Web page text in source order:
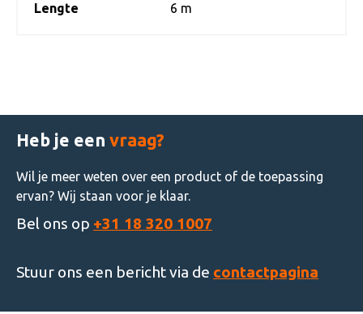
Lengte
6 m
Heb je een vraag?
Wil je meer weten over een product of de toepassing
ervan? Wij staan voor je klaar.
Bel ons op +31 18 320 1007
Stuur ons een bericht via de contactpagina